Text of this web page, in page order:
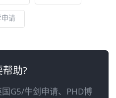
申请
帮助?
G5/牛剑申请、PHD博